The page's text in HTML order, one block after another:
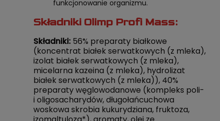
funkcjonowanie organizmu.
Składniki Olimp Profi Mass:
Składniki: 56% preparaty białkowe
(koncentrat białek serwatkowych (z mleka),
izolat białek serwatkowych (z mleka),
micelarna kazeina (z mleka), hydrolizat
białek serwatkowych (z mleka)), 40%
preparaty węglowodanowe (kompleks poli-
i oligosacharydów, długołańcuchowa
woskowa skrobia kukurydziana, fruktoza,